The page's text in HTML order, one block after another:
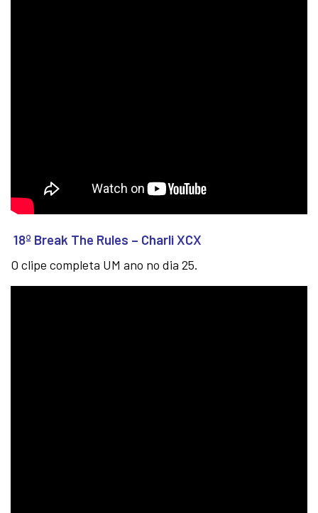
18º Break The Rules – Charli XCX
O clipe completa UM ano no dia 25.